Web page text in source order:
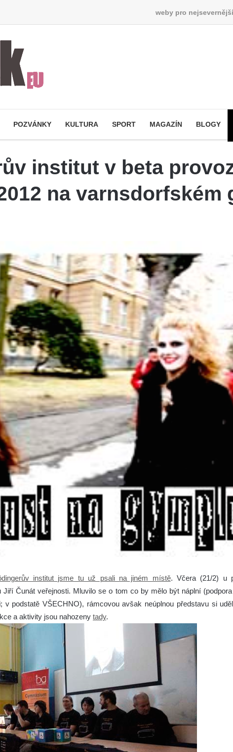
weby pro
POZVÁNKY KULTURA SPORT MAGAZÍN BLOGY
institut v beta
na varnsdorfském
institut jsme tu už psali na jiném místě. Včera (21/2) u
Jiří Čunát veřejnosti. Mluvilo se o tom co by mělo být náplní
podstatě VŠECHNO), rámcovou avšak neúplnou představu si
a aktivity jsou nahozeny tady.